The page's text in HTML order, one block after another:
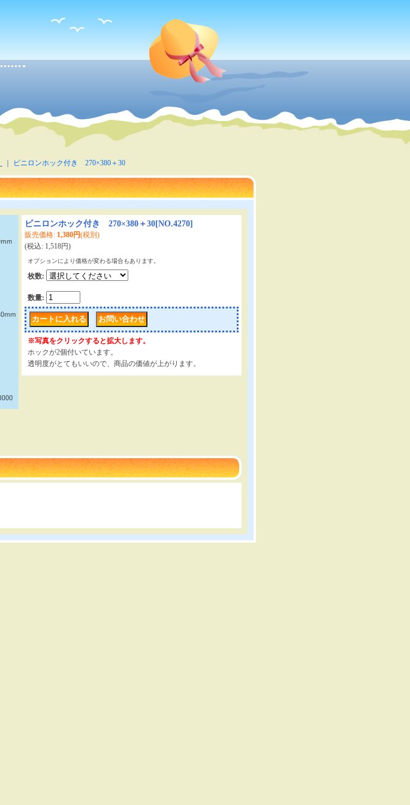
ビニロンホック付き 270×380＋30
ビニロンホック付き 270×380＋30[NO.4270]
販売価格: 1,380円(税別)
(税込: 1,518円)
オプションにより価格が変わる場合もあります。
枚数:
数量:
※写真をクリックすると拡大します。
ホックが2個付いています。
透明度がとてもいいので、商品の価値が上がります。